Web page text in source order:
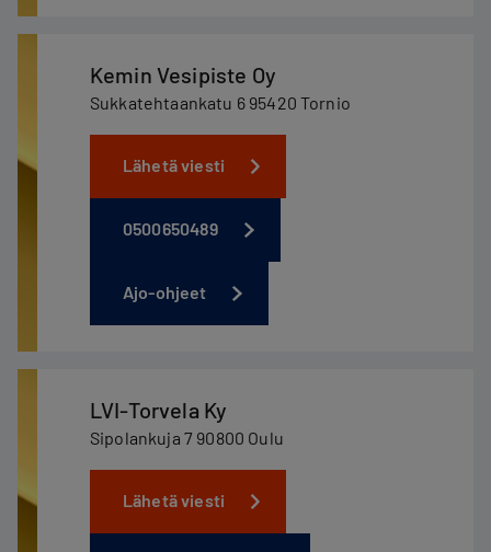
Kemin Vesipiste Oy
Sukkatehtaankatu 6 95420 Tornio
Lähetä viesti
0500650489
Ajo-ohjeet
LVI-Torvela Ky
Sipolankuja 7 90800 Oulu
Lähetä viesti